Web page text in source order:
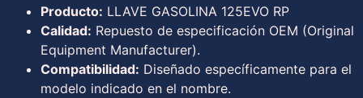
Producto: LLAVE GASOLINA 125EVO RP
Calidad: Repuesto de especificación OEM (Original
Equipment Manufacturer).
Compatibilidad: Diseñado específicamente para el
modelo indicado en el nombre.